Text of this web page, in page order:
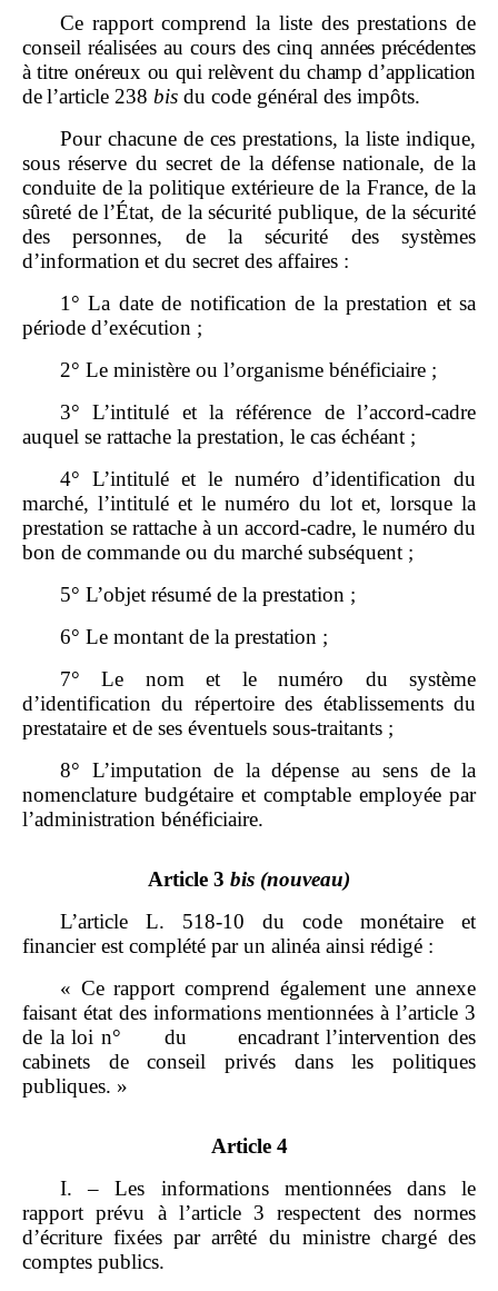
Ce rapport comprend la liste des prestations de
conseil réalisées au cours des cinq années précédentes
à titre onéreux ou qui relèvent du champ d’application
del’article 238bis du code général des impôts.
Pour chacune de ces prestations, la liste indique,
sous réserve du secret de la défense nationale, de la
conduite de la politique extérieure de la France, de la
sûreté de l’État, de la sécurité publique, de la sécurité
des personnes, de la sécurité des systèmes
d’information et du secret des affaires :
1° La date de notification de la prestation et sa
période d’exécution ;
2° Le ministère ou l’organisme bénéficiaire ;
3° L’intitulé et la référence de l’accord‑cadre
auquel se rattache la prestation, le cas échéant ;
4° L’intitulé et le numéro d’identification du
marché, l’intitulé et le numéro du lot et, lorsque la
prestation se rattache à un accord‑cadre, le numéro du
bon de commande ou du marché subséquent ;
5° L’objet résumé de la prestation ;
6° Le montant de la prestation ;
7° Le nom et le numéro du système
d’identification du répertoire des établissements du
prestataire et de ses éventuels sous‑traitants ;
8° L’imputation de la dépense au sens de la
nomenclature budgétaire et comptable employée par
l’administration bénéficiaire.
Article 3 bis (nouveau)
L’article L. 518‑10 du code monétaire et
financier est complété par un alinéa ainsi rédigé :
« Ce rapport comprend également une annexe
faisant état des informations mentionnées à l’article 3
de la loi n° du encadrant l’intervention des
cabinets de conseil privés dans les politiques
publiques. »
Article 4
I. – Les informations mentionnées dans le
rapport prévu à l’article 3 respectent des normes
d’écriture fixées par arrêté du ministre chargé des
comptes publics.